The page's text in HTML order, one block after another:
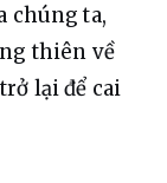
chúng ta,
thiên về
lại để cai